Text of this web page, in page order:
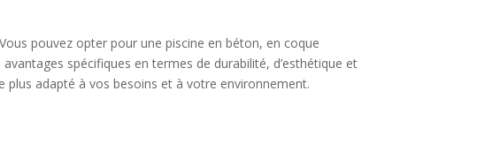
pouvez opter pour une piscine en béton, en coque
spécifiques en termes de durabilité, d’esthétique et
plus adapté à vos besoins et à votre environnement.